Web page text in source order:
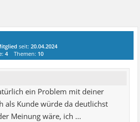
seit:20.04.2024
4 Themen: 10
ein Problem mit deiner
als Kunde würde da deutlichst
Meinung wäre, ich ...